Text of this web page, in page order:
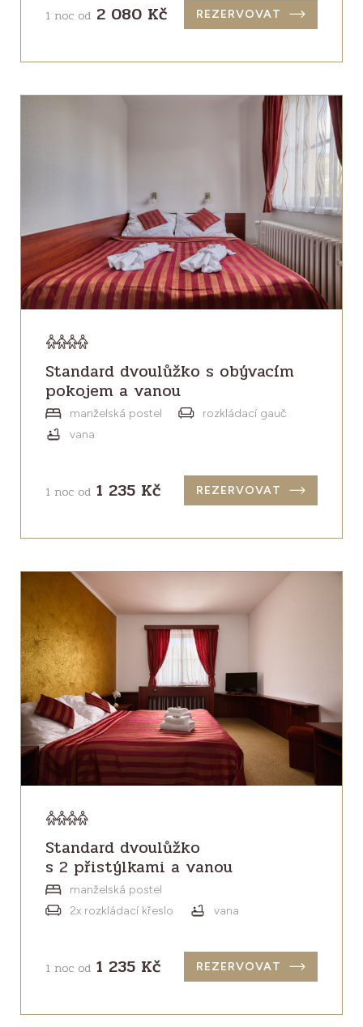
1 noc od 2 080 Kč REZERVOVAT
Standard dvoulůžko s obývacím
pokojem a vanou
manželská postel
rozkládací gauč
vana
1 noc od 1 235 Kč REZERVOVAT
Standard dvoulůžko
s 2 přistýlkami a vanou
manželská postel
2x rozkládací křeslo
vana
1 noc od 1 235 Kč REZERVOVAT